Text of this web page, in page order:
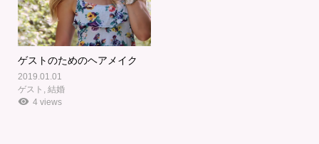
ゲストのためのヘアメイク
2019.01.01
ゲスト , 結婚
4 views